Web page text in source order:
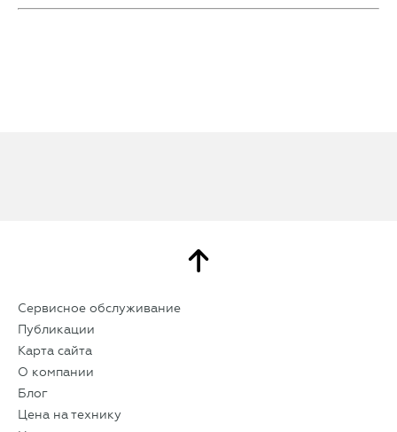
Сервисное обслуживание
Публикации
Карта сайта
О компании
Блог
Цена на технику